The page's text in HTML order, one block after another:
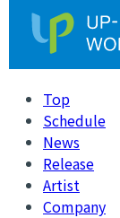
Top
Schedule
News
Release
Artist
Company